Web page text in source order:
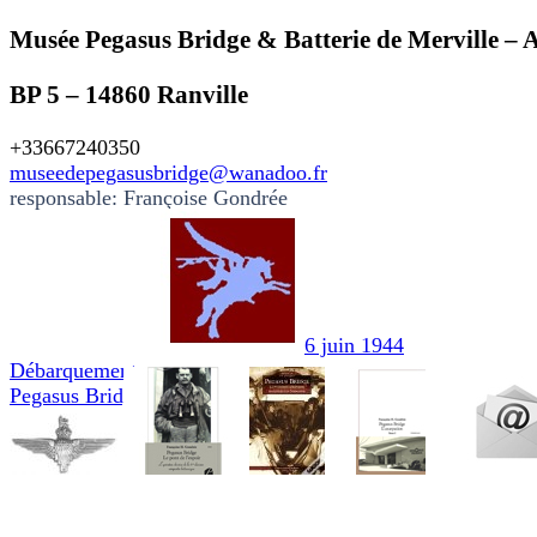
Musée Pegasus Bridge & Batterie de Merville –
BP 5 – 14860 Ranville
+33667240350
museedepegasusbridge@wanadoo.fr
responsable: Françoise Gondrée
6 juin 1944
Débarquement
Pegasus Bridge